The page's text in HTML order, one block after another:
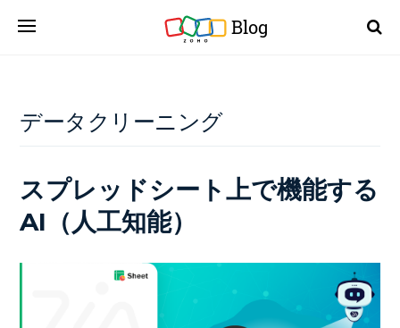
Blog
データクリーニング
スプレッドシート上で機能する
AI（人工知能）